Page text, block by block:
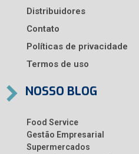
Distribuidores
Contato
Políticas de privacidade
Termos de uso
NOSSO BLOG
Food Service
Gestão Empresarial
Supermercados